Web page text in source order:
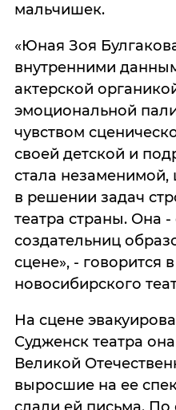
мальчишек.
«Юная Зоя
внутренними
актерской
эмоциональной
чувством
своей детской и
стала незаменимой,
в решении задач
театра страны. Она
создательниц
сцене», - говорится
новосибирского
На сцене
Судженск театра
Великой
выросшие на ее